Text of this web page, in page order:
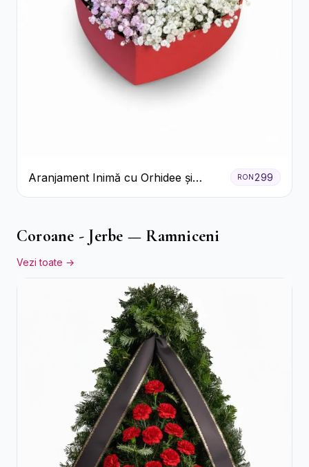
Aranjament Inimă cu Orhidee și
Floarea Miresei
RON 299
Coroane - Jerbe — Ramniceni
Vezi toate →